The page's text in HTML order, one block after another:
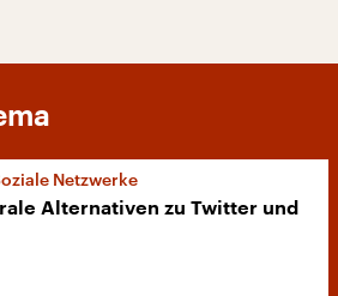
Netzwerke
Alternativen zu Twitter und